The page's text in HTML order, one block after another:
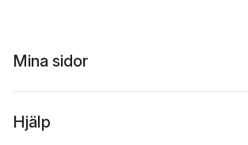
Mina sidor
Hjälp